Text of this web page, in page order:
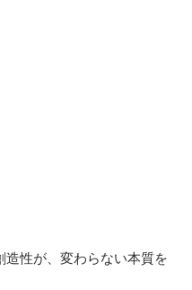
造性が、変わらない本質を